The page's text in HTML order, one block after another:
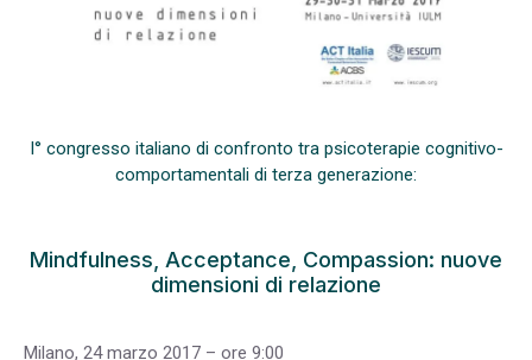
I° congresso italiano di confronto tra psicoterapie cognitivo-
comportamentali di terza generazione:
Mindfulness, Acceptance, Compassion: nuove
dimensioni di relazione
Milano, 24 marzo 2017 – ore 9:00